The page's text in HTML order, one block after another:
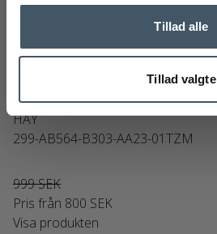
Tillad alle
Tillad valgte
HAY J42 Sittdyna
HAY
299-AB564-B303-AA23-01TZM
999 SEK
Pris från 800 SEK
Visa produkten